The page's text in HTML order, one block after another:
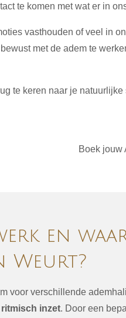
te komen met wat er in
vasthouden of veel in
met de adem te
te keren naar je
Boek jouw
en
Weurt?
voor verschillende
ritmisch inzet. Door een